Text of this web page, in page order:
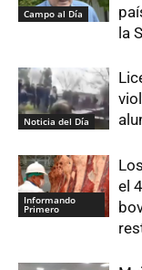
Campo al Día
la
Noticia del Día
Informando
Primero
el